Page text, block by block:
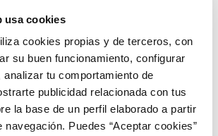
usa cookies
cookies propias y de terceros, con
su buen funcionamiento, configurar
tu comportamiento de
publicidad relacionada con tus
la base de un perfil elaborado a partir
navegación. Puedes “Aceptar cookies”
Caja 400 g 3,99 € Caja 400 g
Añadir